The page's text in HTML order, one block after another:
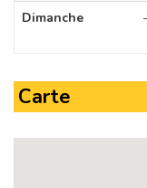
Dimanche
-
Carte